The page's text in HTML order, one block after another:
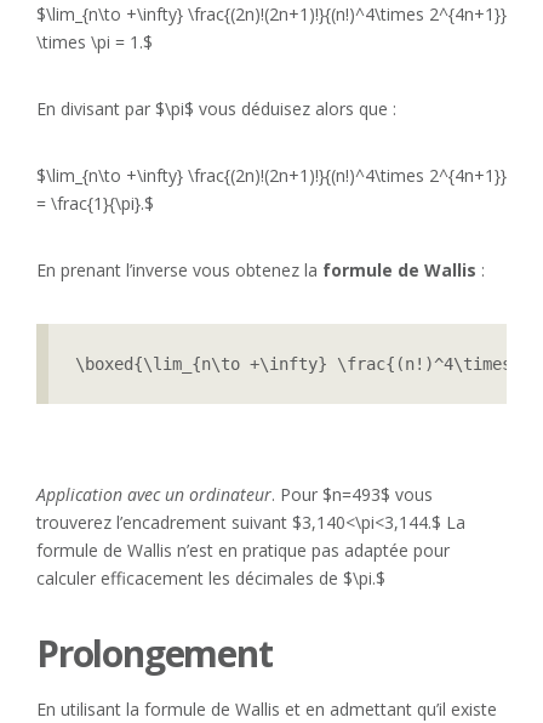
$\lim_{n\to +\infty} \frac{(2n)!(2n+1)!}{(n!)^4\times 2^{4n+1}}
\times \pi = 1.$
En divisant par $\pi$ vous déduisez alors que :
$\lim_{n\to +\infty} \frac{(2n)!(2n+1)!}{(n!)^4\times 2^{4n+1}}
= \frac{1}{\pi}.$
En prenant l’inverse vous obtenez la formule de Wallis :
\boxed{\lim_{n\to +\infty} \frac{(n!)^4\times
Application avec un ordinateur. Pour $n=493$ vous
trouverez l’encadrement suivant $3,140<\pi<3,144.$ La
formule de Wallis n’est en pratique pas adaptée pour
calculer efficacement les décimales de $\pi.$
Prolongement
En utilisant la formule de Wallis et en admettant qu’il existe